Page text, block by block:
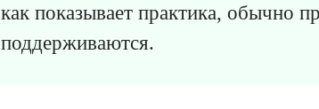
как показывает практика, обычно
поддерживаются.